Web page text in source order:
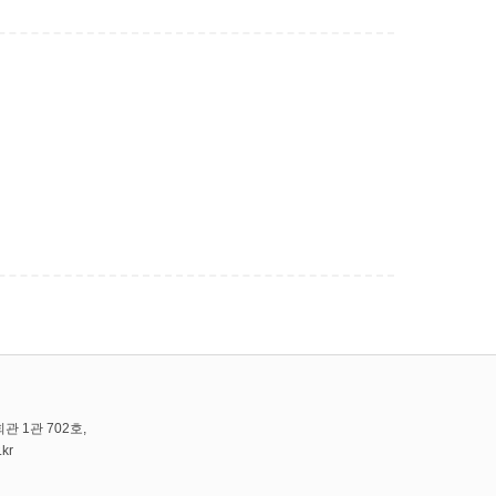
관 1관 702호,